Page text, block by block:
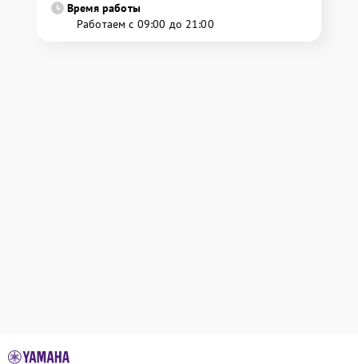
Время работы
Работаем с 09:00 до 21:00